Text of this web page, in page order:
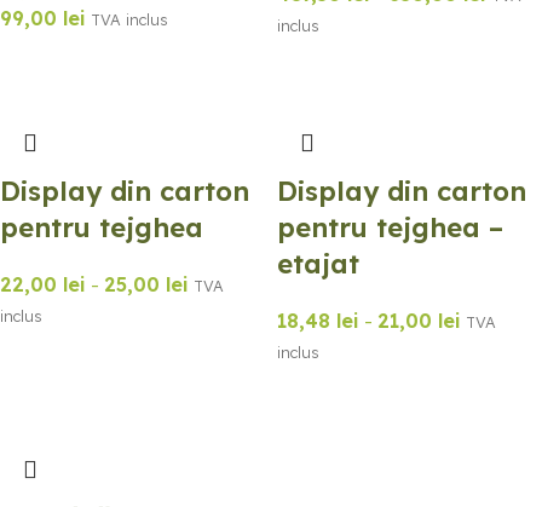
99,00 lei TVA inclus
inclus
Display din carton
pentru tejghea
22,00 lei - 25,00 lei TVA
inclus
Display din carton
pentru tejghea –
etajat
18,48 lei - 21,00 lei TVA
inclus